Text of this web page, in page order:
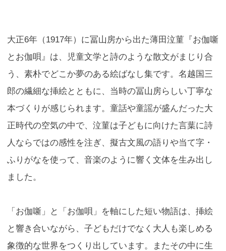
大正6年（1917年）に冨山房から出た薄田泣菫『お伽噺
とお伽唄』は、児童文学と詩のような散文がまじり合
う、素朴でどこか夢のある絵ばなし集です。名越国三
郎の繊細な挿絵とともに、当時の冨山房らしい丁寧な
本づくりが感じられます。童話や童謡が盛んだった大
正時代の空気の中で、泣菫は子どもに向けた言葉に詩
人ならではの感性を注ぎ、擬古文風の語りや当て字・
ふりがなを使って、音楽のように響く文体を生み出し
ました。
「お伽噺」と「お伽唄」を軸にした短い物語は、挿絵
と響き合いながら、子どもだけでなく大人も楽しめる
象徴的な世界をつくり出しています。またその中に生